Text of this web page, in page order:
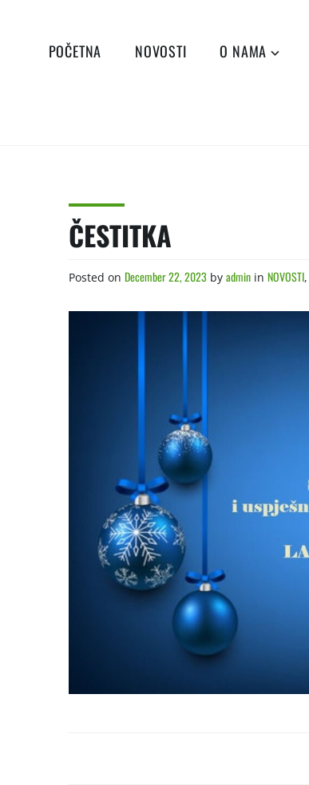
POČETNA NOVOSTI O NAMA
ČESTITKA
Posted on December 22, 2023 by admin in NOVOSTI,